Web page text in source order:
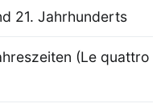
21. Jahrhunderts
(Le quattro